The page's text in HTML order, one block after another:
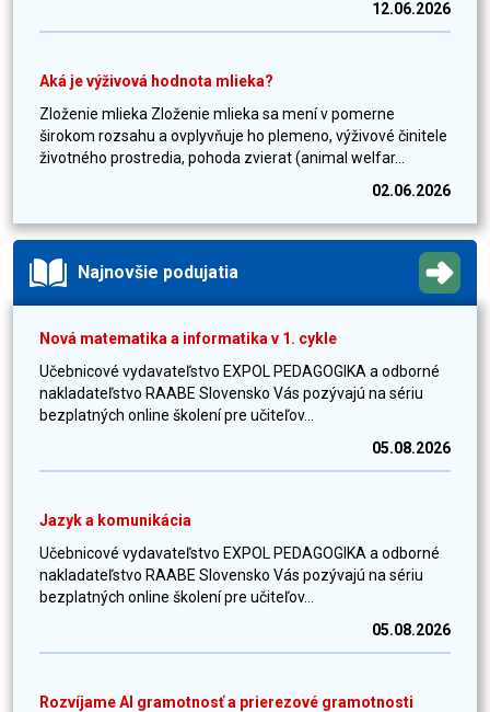
12.06.2026
Aká je výživová hodnota mlieka?
Zloženie mlieka Zloženie mlieka sa mení v pomerne
širokom rozsahu a ovplyvňuje ho plemeno, výživové činitele
životného prostredia, pohoda zvierat (animal welfar...
02.06.2026
Najnovšie podujatia
Nová matematika a informatika v 1. cykle
Učebnicové vydavateľstvo EXPOL PEDAGOGIKA a odborné
nakladateľstvo RAABE Slovensko Vás pozývajú na sériu
bezplatných online školení pre učiteľov...
05.08.2026
Jazyk a komunikácia
Učebnicové vydavateľstvo EXPOL PEDAGOGIKA a odborné
nakladateľstvo RAABE Slovensko Vás pozývajú na sériu
bezplatných online školení pre učiteľov...
05.08.2026
Rozvíjame AI gramotnosť a prierezové gramotnosti